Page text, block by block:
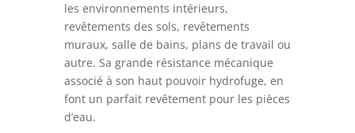
les environnements intérieurs,
revêtements des sols, revêtements
muraux, salle de bains, plans de travail ou
autre. Sa grande résistance mécanique
associé à son haut pouvoir hydrofuge, en
font un parfait revêtement pour les pièces
d’eau.